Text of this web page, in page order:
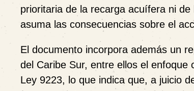
prioritaria de la recarga acuífera ni
asuma las consecuencias sobre el
El documento incorpora además un
del Caribe Sur, entre ellos el enfoque
Ley 9223, lo que indica que, a juicio